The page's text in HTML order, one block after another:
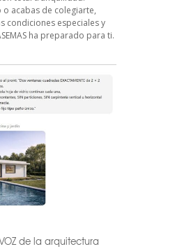
o acabas de colegiarte,
condiciones especiales y
ha preparado para ti.
de la arquitectura